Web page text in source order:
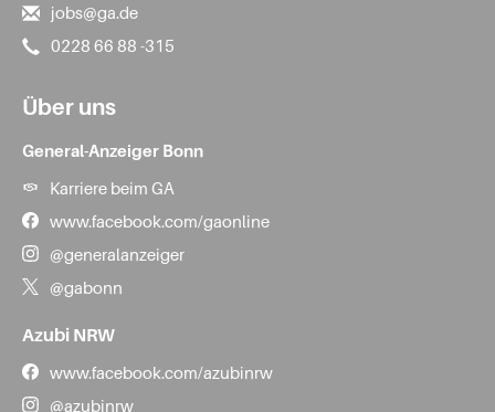
jobs@ga.de
0228 66 88 -315
Über uns
General-Anzeiger Bonn
Karriere beim GA
www.facebook.com/gaonline
@generalanzeiger
@gabonn
Azubi NRW
www.facebook.com/azubinrw
@azubinrw